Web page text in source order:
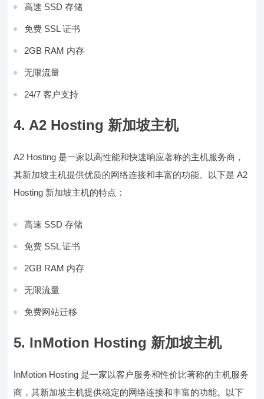
高速 SSD 存储
免费 SSL 证书
2GB RAM 内存
无限流量
24/7 客户支持
4. A2 Hosting 新加坡主机
A2 Hosting 是一家以高性能和快速响应著称的主机服务商，
其新加坡主机提供优质的网络连接和丰富的功能。以下是 A2
Hosting 新加坡主机的特点：
高速 SSD 存储
免费 SSL 证书
2GB RAM 内存
无限流量
免费网站迁移
5. InMotion Hosting 新加坡主机
InMotion Hosting 是一家以客户服务和性价比著称的主机服务
商，其新加坡主机提供稳定的网络连接和丰富的功能。以下